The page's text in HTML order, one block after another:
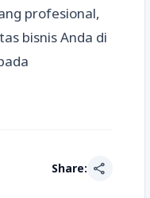
profesional,
bisnis Anda di
Share: share